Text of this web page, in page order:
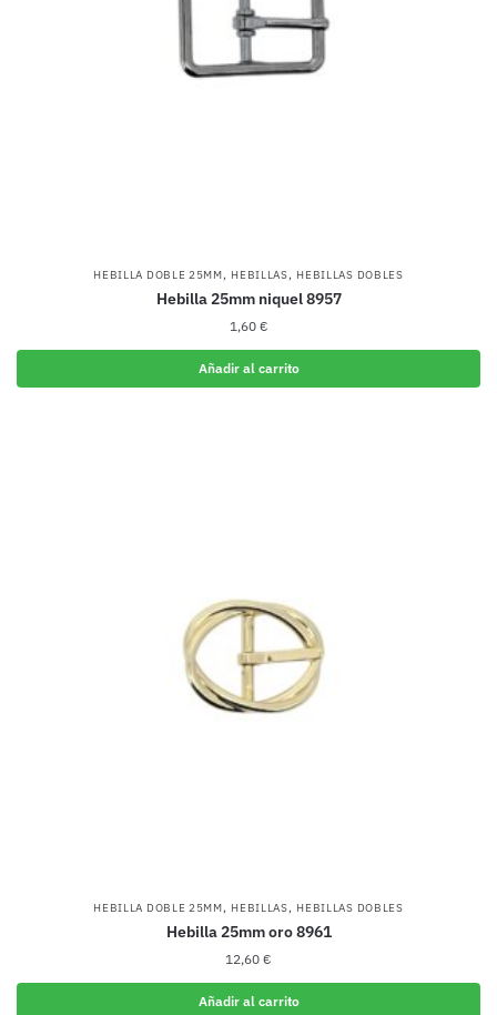
HEBILLA DOBLE 25MM, HEBILLAS, HEBILLAS DOBLES
Hebilla 25mm niquel 8957
1,60 €
Añadir al carrito
HEBILLA DOBLE 25MM, HEBILLAS, HEBILLAS DOBLES
Hebilla 25mm oro 8961
12,60 €
Añadir al carrito